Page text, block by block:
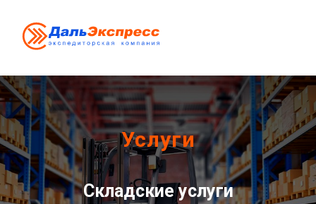
Услуги
Складские услуги